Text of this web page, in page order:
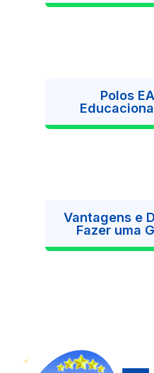
Polos
Vantagens e
Fazer uma